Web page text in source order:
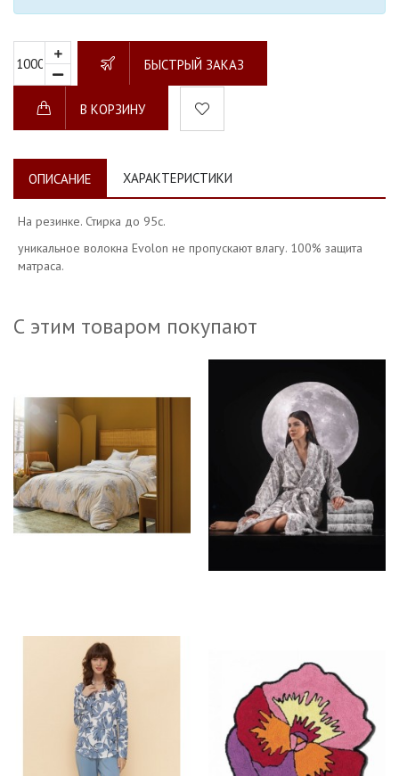
БЫСТРЫЙ ЗАКАЗ
В КОРЗИНУ
ОПИСАНИЕ ХАРАКТЕРИСТИКИ
На резинке. Стирка до 95с.
уникальное волокна Evolon не пропускают влагу. 100% защита
матраса.
С этим товаром покупают